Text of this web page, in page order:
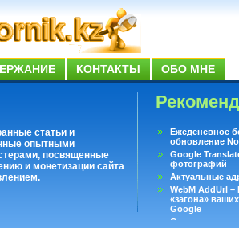
КОНТАКТЫ ОБО МНЕ
статьи и
опытными
посвященные
и монетизации сайта
Ежеденевное
обновление
Google
фотографий
Актуальные
WebM AddUrl
«загона»
Google
Существует